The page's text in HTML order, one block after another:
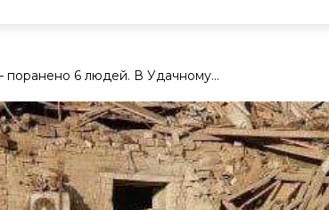
поранено 6 людей. В Удачному...